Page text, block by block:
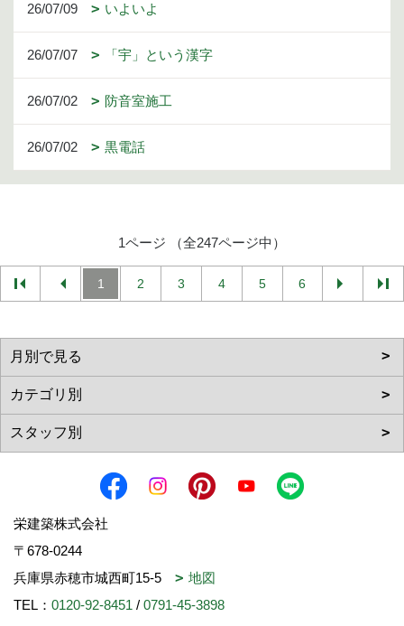
26/07/09 いよいよ
26/07/07 「宇」という漢字
26/07/02 防音室施工
26/07/02 黒電話
1ページ （全247ページ中）
1 2 3 4 5 6
栄建築株式会社
〒678-0244
兵庫県赤穂市城西町15-5
地図
TEL： 0120-92-8451 / 0791-45-3898